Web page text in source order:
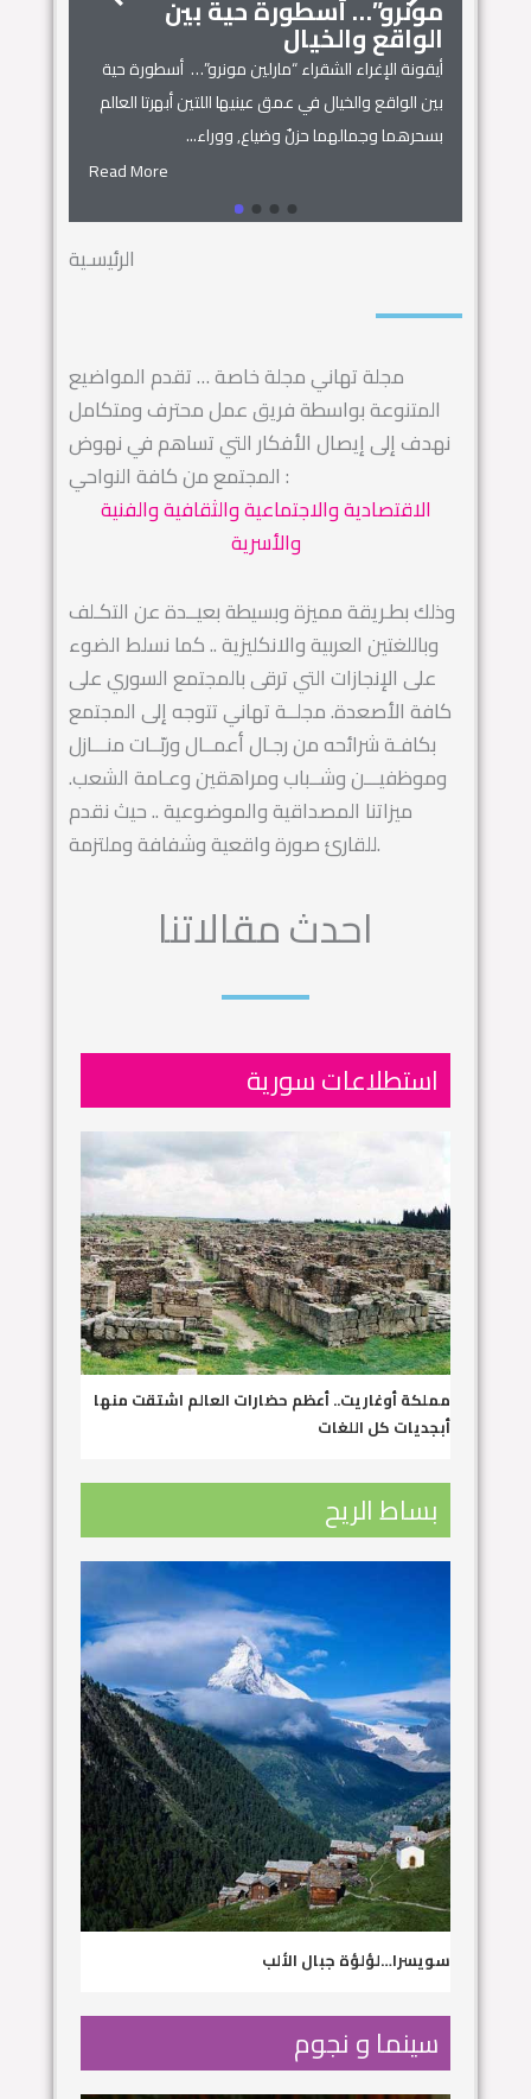
مونرو”… أسطورة حية بين
الواقع والخيال
أيقونة الإغراء الشقراء “مارلين مونرو”… أسطورة حية
بين الواقع والخيال في عمق عينيها اللتين أبهرتا العالم
بسحرهما وجمالهما حزنٌ وضياع, ووراء...
Read More
الرئيسـية
مجلة تهاني مجلة خاصة … تقدم المواضيع
المتنوعة بواسطة فريق عمل محترف ومتكامل
نهدف إلى إيصال الأفكار التي تساهم في نهوض
المجتمع من كافة النواحي :
الاقتصادية والاجتماعية والثقافية والفنية
والأسرية
وذلك بطـريقة مميزة وبسيطة بعيــدة عن التكـلف
وباللغتين العربية والانكليزية .. كما نسلط الضوء
على الإنجازات التي ترقى بالمجتمع السوري على
كافة الأصعدة. مجلــة تهاني تتوجه إلى المجتمع
بكافـة شرائحه من رجـال أعمــال وربّــات منـــازل
وموظفيـــن وشــباب ومراهقين وعـامة الشعب.
ميزاتنا المصداقية والموضوعية .. حيث نقدم
للقارئ صورة واقعية وشفافة وملتزمة.
احدث مقالاتنا
استطلاعات سورية
مملكة أوغاريت.. أعظم حضارات العالم اشتقت منها
أبجديات كل اللغات
بساط الريح
سويسرا…لؤلؤة جبال الألب
سينما و نجوم